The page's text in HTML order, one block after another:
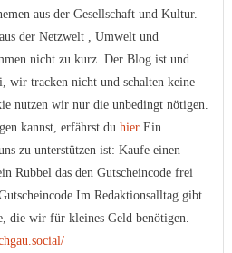
aus der Gesellschaft und Kultur.
der Netzwelt , Umwelt und
nicht zu kurz. Der Blog ist und
wir tracken nicht und schalten keine
nutzen wir nur die unbedingt nötigen.
kannst, erfährst du hierEin
zu unterstützen ist: Kaufe einen
Rubbel das den Gutscheincode frei
Im Redaktionsalltag gibt
die wir für kleines Geld benötigen.